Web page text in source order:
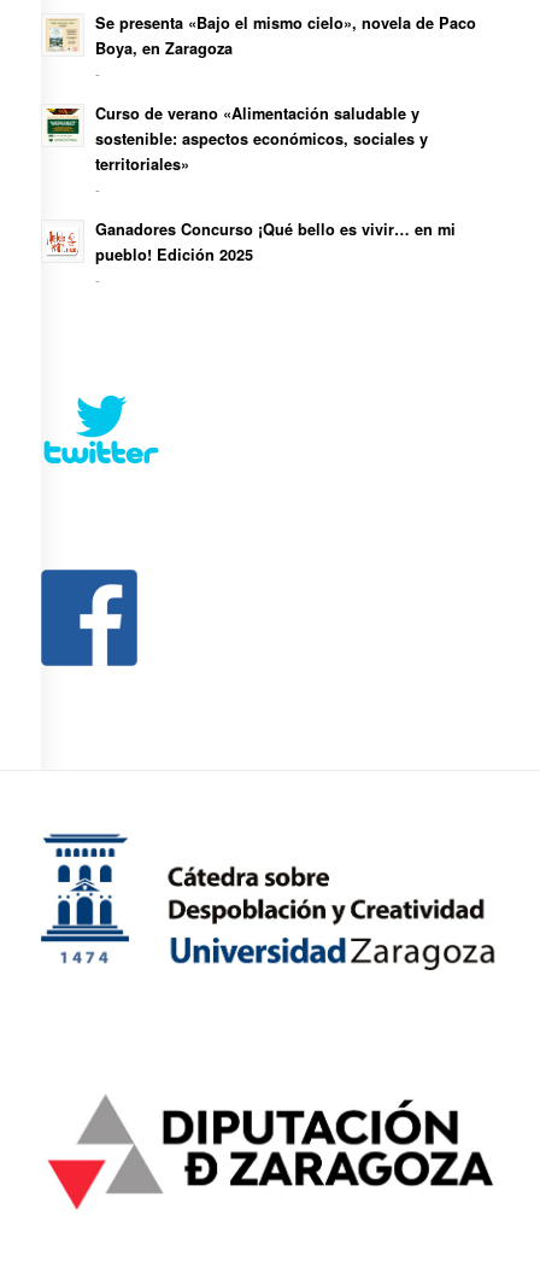
Se presenta «Bajo el mismo cielo», novela de Paco
Boya, en Zaragoza
-
Curso de verano «Alimentación saludable y
sostenible: aspectos económicos, sociales y
territoriales»
-
Ganadores Concurso ¡Qué bello es vivir… en mi
pueblo! Edición 2025
-